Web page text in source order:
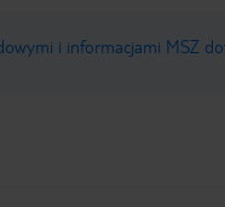
i informacjami MSZ